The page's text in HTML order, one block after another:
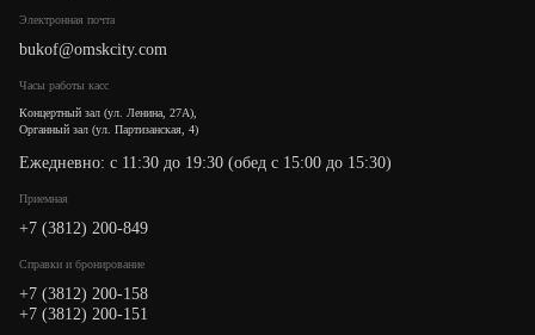
Электронная почта
bukof@omskcity.com
Часы работы касс
Концертный зал (ул. Ленина, 27А),
Органный зал (ул. Партизанская, 4)
Ежедневно: с 11:30 до 19:30 (обед с 15:00 до 15:30)
Приемная
+7 (3812) 200-849
Cправки и бронирование
+7 (3812) 200-158
+7 (3812) 200-151